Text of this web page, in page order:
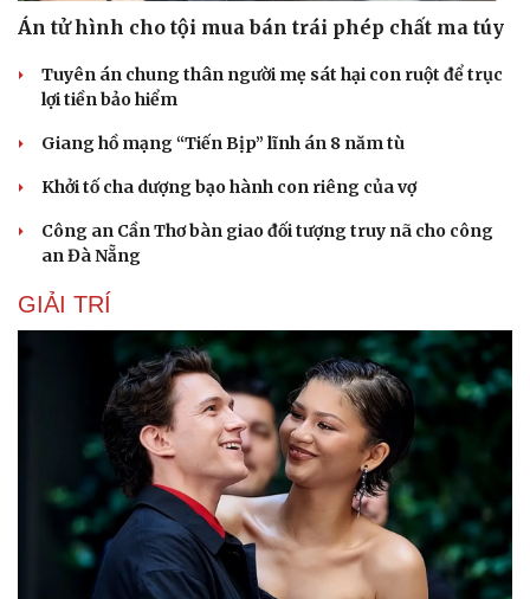
Án tử hình cho tội mua bán trái phép chất ma túy
Tuyên án chung thân người mẹ sát hại con ruột để trục
lợi tiền bảo hiểm
Giang hồ mạng “Tiến Bịp” lĩnh án 8 năm tù
Khởi tố cha dượng bạo hành con riêng của vợ
Công an Cần Thơ bàn giao đối tượng truy nã cho công
an Đà Nẵng
GIẢI TRÍ